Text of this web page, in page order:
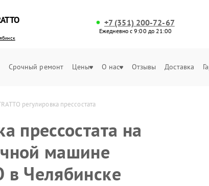
+7 (351) 200-72-67
Ежедневно с 9:00 до 21:00
Срочный ремонт Цены О нас Отзывы Доставка
регулировка прессостата
прессостата на
машине
в Челябинске